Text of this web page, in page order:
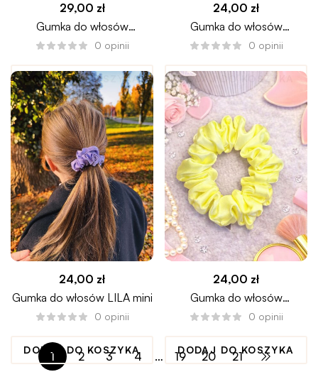
29,00 zł
Gumka do włosów
CAPPUCCINO medium
0 opinii
DODAJ DO KOSZYKA
24,00 zł
Gumka do włosów
CRYSTAL mini
0 opinii
DODAJ DO KOSZYKA
24,00 zł
Gumka do włosów LILA mini
0 opinii
DODAJ DO KOSZYKA
24,00 zł
Gumka do włosów
LIMONCELLO mini
0 opinii
DODAJ DO KOSZYKA
1 2 3 4 … 19 20 21